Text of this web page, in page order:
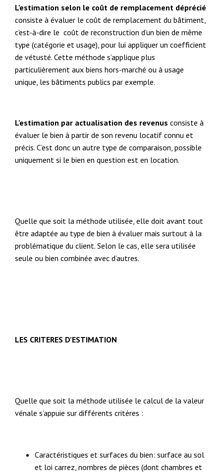
L’estimation selon le coût de remplacement déprécié
consiste à évaluer le coût de remplacement du bâtiment,
c’est-à-dire le coût de reconstruction d’un bien de même
type (catégorie et usage), pour lui appliquer un coefficient
de vétusté. Cette méthode s’applique plus
particulièrement aux biens hors-marché ou à usage
unique, les bâtiments publics par exemple.
L’estimation par actualisation des revenusconsiste à
évaluer le bien à partir de son revenu locatif connu et
précis. C’est donc un autre type de comparaison, possible
uniquement si le bien en question est en location.
Quelle que soit la méthode utilisée, elle doit avant tout
être adaptée au type de bien à évaluer mais surtout à la
problématique du client. Selon le cas, elle sera utilisée
seule ou bien combinée avec d’autres.
LES CRITERES D’ESTIMATION
Quelle que soit la méthode utilisée le calcul de la valeur
vénale s’appuie sur différents critères :
Caractéristiques et surfaces du bien: surface au sol
et loi carrez, nombres de pièces (dont chambres et